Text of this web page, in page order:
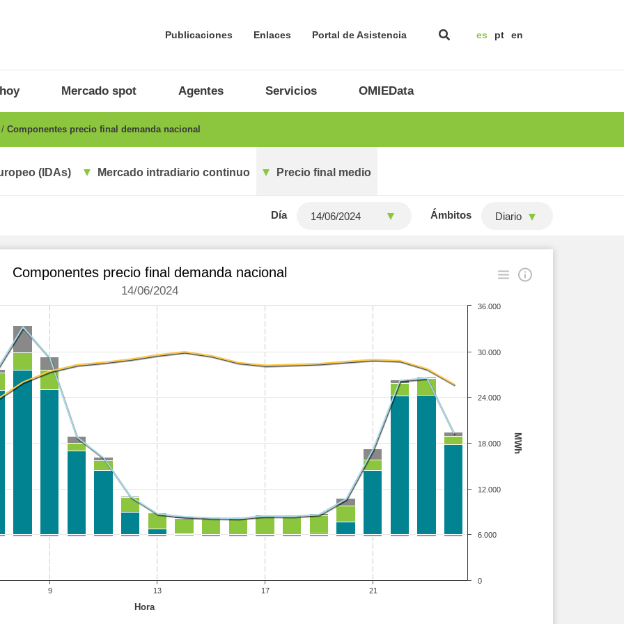
Publicaciones Enlaces Portal de Asistencia es pt en
Mercado spot Agentes Servicios OMIEData
Componentes precio final demanda nacional
(IDAs) Mercado intradiario continuo Precio final medio
Día Ámbitos Diario
Hora
MWh
Componentes precio final demanda nacional
14/06/2024
9 13 17 21
0
6.000
12.000
18.000
24.000
30.000
36.000